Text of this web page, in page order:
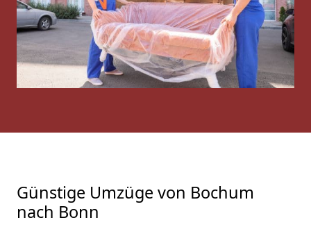
Günstige Umzüge von Bochum
nach Bonn